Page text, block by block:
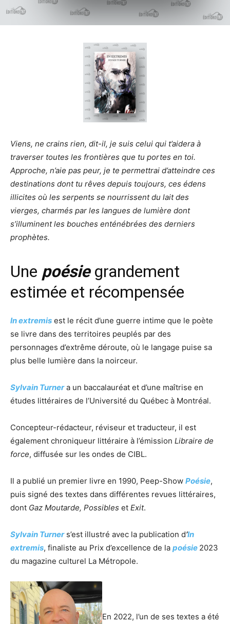
Viens, ne crains rien, dit-il, je suis celui qui t’aidera à
traverser toutes les frontières que tu portes en toi.
Approche, n’aie pas peur, je te permettrai d’atteindre ces
destinations dont tu rêves depuis toujours, ces édens
illicites où les serpents se nourrissent du lait des
vierges, charmés par les langues de lumière dont
s’illuminent les bouches enténébrées des derniers
prophètes.
Une poésiegrandement
estimée et récompensée
In extremis est le récit d’une guerre intime que le poète
se livre dans des territoires peuplés par des
personnages d’extrême déroute, où le langage puise sa
plus belle lumière dans la noirceur.
Sylvain Turnera un baccalauréat et d’une maîtrise en
études littéraires de l’Université du Québec à Montréal.
Concepteur-rédacteur, réviseur et traducteur, il est
également chroniqueur littéraire à l’émission Libraire de
force, diffusée sur les ondes de CIBL.
Il a publié un premier livre en 1990, Peep-Show Poésie,
puis signé des textes dans différentes revues littéraires,
dont Gaz Moutarde, Possibles et Exit.
Sylvain Turners’est illustré avec la publication d’In
extremis, finaliste au Prix d’excellence de la poésie 2023
du magazine culturel La Métropole.
En 2022, l’un de ses textes a été